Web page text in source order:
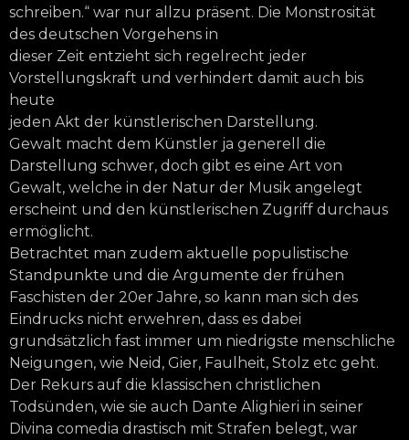
schreiben.“ war nur allzu präsent. Die Monstrosität
des deutschen Vorgehens in
dieser Zeit entzieht sich regelrecht jeder
Vorstellungskraft und verhindert damit auch bis
heute
jeden Akt der künstlerischen Darstellung.
Gewalt macht dem Künstler ja generell die
Darstellung schwer, doch gibt es eine Art von
Gewalt, welche in der Natur der Musik angelegt
erscheint und den künstlerischen Zugriff durchaus
ermöglicht.
Betrachtet man zudem aktuelle populistische
Standpunkte und die Argumente der frühen
Faschisten der 20er Jahre, so kann man sich des
Eindrucks nicht erwehren, dass es dabei
grundsätzlich fast immer um niedrigste menschliche
Neigungen, wie Neid, Gier, Faulheit, Stolz etc geht.
Der Rekurs auf die klassischen christlichen
Todsünden, wie sie auch Dante Alighieri in seiner
Divina comedia drastisch mit Strafen belegt, war